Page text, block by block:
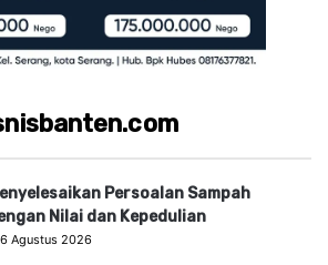
Persoalan Sampah
Nilai dan Kepedulian
6 Agustus 2026